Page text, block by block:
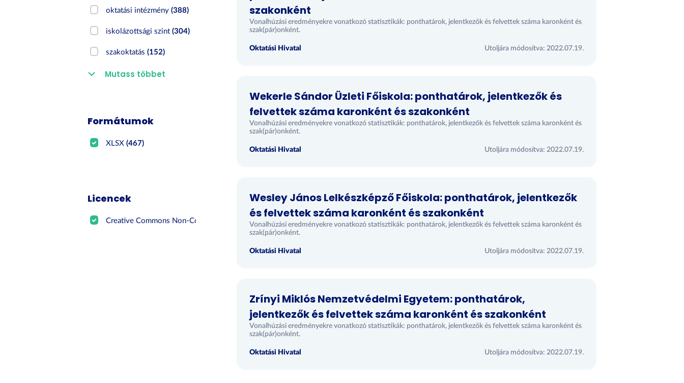
oktatási intézmény(388)
iskolázottsági szint(304)
szakoktatás(152)
Mutass többet
Formátumok
XLSX(467)
Licencek
Creative Commons Non-Commer...
szakonként
Vonalhúzási eredményekre vonatkozó statisztikák: ponthatárok, jelentkezők és felvettek száma karonként és
szak(pár)onként.
Oktatási Hivatal Utoljára módosítva: 2022.07.19.
Wekerle Sándor Üzleti Főiskola: ponthatárok, jelentkezők és
felvettek száma karonként és szakonként
Vonalhúzási eredményekre vonatkozó statisztikák: ponthatárok, jelentkezők és felvettek száma karonként és
szak(pár)onként.
Oktatási Hivatal Utoljára módosítva: 2022.07.19.
Wesley János Lelkészképző Főiskola: ponthatárok, jelentkezők
és felvettek száma karonként és szakonként
Vonalhúzási eredményekre vonatkozó statisztikák: ponthatárok, jelentkezők és felvettek száma karonként és
szak(pár)onként.
Oktatási Hivatal Utoljára módosítva: 2022.07.19.
Zrínyi Miklós Nemzetvédelmi Egyetem: ponthatárok,
jelentkezők és felvettek száma karonként és szakonként
Vonalhúzási eredményekre vonatkozó statisztikák: ponthatárok, jelentkezők és felvettek száma karonként és
szak(pár)onként.
Oktatási Hivatal Utoljára módosítva: 2022.07.19.